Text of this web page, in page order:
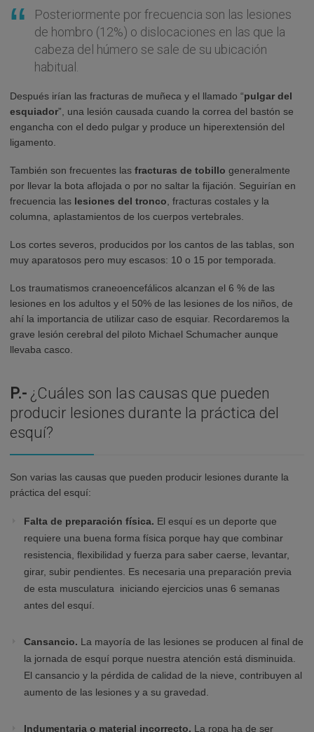
Posteriormente por frecuencia son las lesiones
de hombro (12%) o dislocaciones en las que la
cabeza del húmero se sale de su ubicación
habitual.
Después irían las fracturas de muñeca y el llamado “pulgar del
esquiador”, una lesión causada cuando la correa del bastón se
engancha con el dedo pulgar y produce un hiperextensión del
ligamento.
También son frecuentes las fracturas de tobillo generalmente
por llevar la bota aflojada o por no saltar la fijación. Seguirían en
frecuencia las lesiones del tronco , fracturas costales y la
columna, aplastamientos de los cuerpos vertebrales.
Los cortes severos, producidos por los cantos de las tablas, son
muy aparatosos pero muy escasos: 10 o 15 por temporada.
Los traumatismos craneoencefálicos alcanzan el 6 % de las
lesiones en los adultos y el 50% de las lesiones de los niños, de
ahí la importancia de utilizar caso de esquiar. Recordaremos la
grave lesión cerebral del piloto Michael Schumacher aunque
llevaba casco.
P.- ¿Cuáles son las causas que pueden
producir lesiones durante la práctica del
esquí?
Son varias las causas que pueden producir lesiones durante la
práctica del esquí:
Falta de preparación física. El esquí es un deporte que
requiere una buena forma física porque hay que combinar
resistencia, flexibilidad y fuerza para saber caerse, levantar,
girar, subir pendientes. Es necesaria una preparación previa
de esta musculatura iniciando ejercicios unas 6 semanas
antes del esquí.
Cansancio. La mayoría de las lesiones se producen al final de
la jornada de esquí porque nuestra atención está disminuida.
El cansancio y la pérdida de calidad de la nieve, contribuyen al
aumento de las lesiones y a su gravedad.
Indumentaria o material incorrecto. La ropa ha de ser